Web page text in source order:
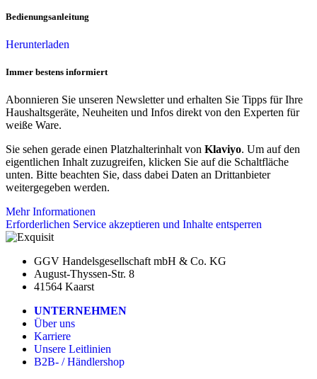
Bedienungsanleitung
Herunterladen
Immer bestens informiert
Abonnieren Sie unseren Newsletter und erhalten Sie Tipps für Ihre
Haushaltsgeräte, Neuheiten und Infos direkt von den Experten für
weiße Ware.
Sie sehen gerade einen Platzhalterinhalt von Klaviyo. Um auf den
eigentlichen Inhalt zuzugreifen, klicken Sie auf die Schaltfläche
unten. Bitte beachten Sie, dass dabei Daten an Drittanbieter
weitergegeben werden.
Mehr Informationen
Erforderlichen Service akzeptieren und Inhalte entsperren
GGV Handelsgesellschaft mbH & Co. KG
August-Thyssen-Str. 8
41564 Kaarst
UNTERNEHMEN
Über uns
Karriere
Unsere Leitlinien
B2B- / Händlershop